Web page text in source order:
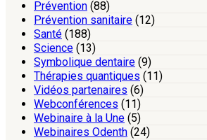
Prévention (88)
Prévention sanitaire (12)
Santé (188)
Science (13)
Symbolique dentaire (9)
Thérapies quantiques (11)
Vidéos partenaires (6)
Webconférences (11)
Webinaire à la Une (5)
Webinaires Odenth (24)